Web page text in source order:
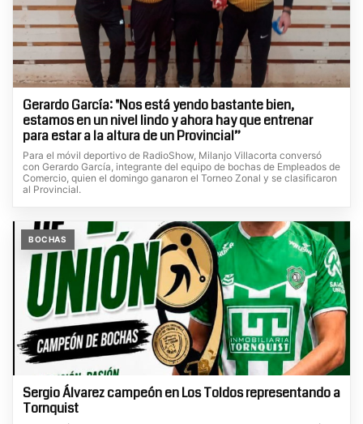
Gerardo García: "Nos está yendo bastante bien,
estamos en un nivel lindo y ahora hay que entrenar
para estar a la altura de un Provincial”
Para el móvil deportivo de RadioShow, Milanjo Villacorta conversó
con Gerardo García, integrante del equipo de bochas de Empleados de
Comercio, quien el domingo ganaron el Torneo Zonal y se clasificaron
al Provincial.
BOCHAS
Sergio Álvarez campeón en Los Toldos representando a
Tornquist